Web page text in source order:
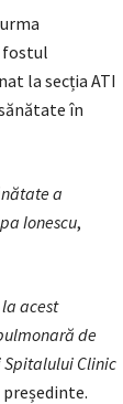
fostul
la secția ATI
în
a
Ionescu,
acest
de
Spitalului Clinic